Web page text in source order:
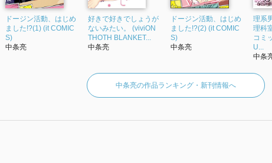
ドージン活動、はじめ
ました!?(1) (it COMIC
S)
中条亮
好きで好きでしょうが
ないみたい。 (viviON
THOTH BLANKET...
中条亮
ドージン活動、はじめ
ました!?(2) (it COMIC
S)
中条亮
理系
理科
コミ
U...
中条
中条亮の作品ランキング・新刊情報へ